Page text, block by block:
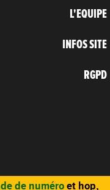
L'EQUIPE
INFOS SITE
RGPD
de numéroet hop,